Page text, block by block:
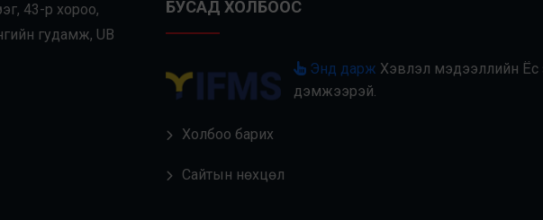
43-р хороо,
гудамж, UB
БУСАД ХОЛБООС
Энд дарж Хэвлэл мэдээллийн Ёс
дэмжээрэй.
Холбоо барих
Сайтын нөхцөл